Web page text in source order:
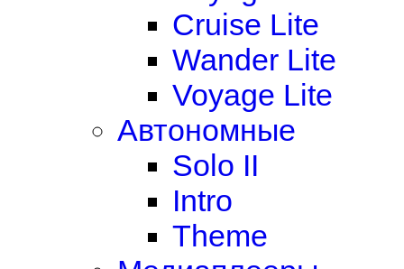
Cruise Lite
Wander Lite
Voyage Lite
Автономные
Solo II
Intro
Theme